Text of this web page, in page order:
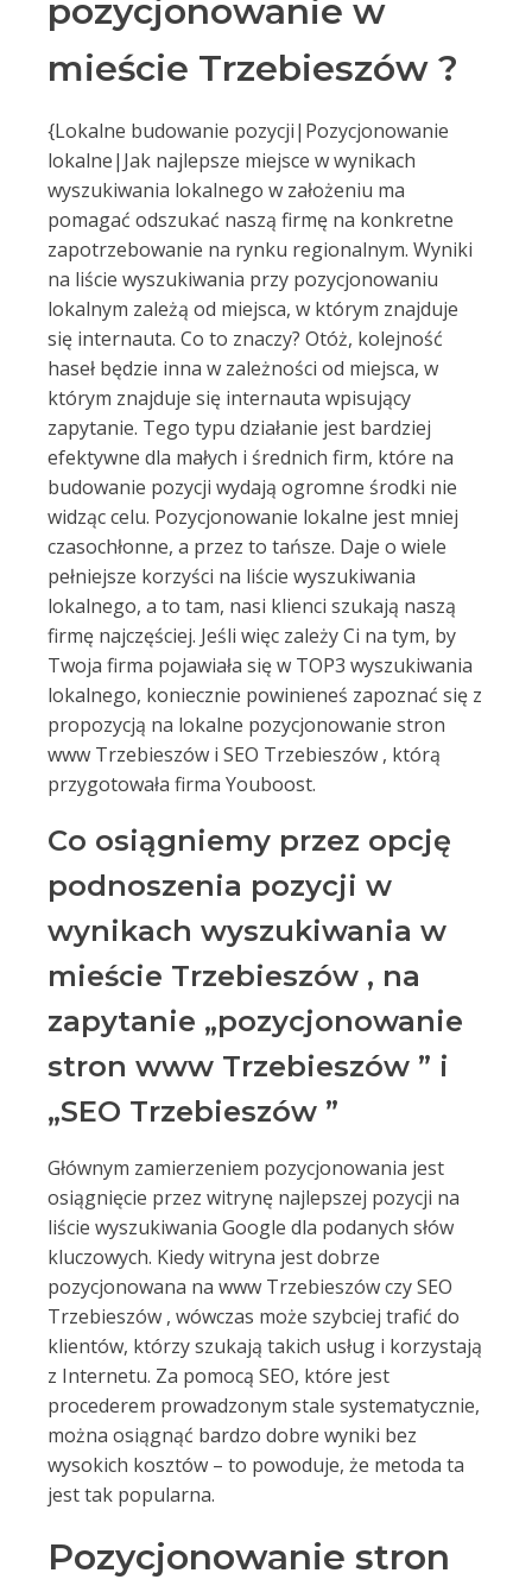
pozycjonowanie w
mieście Trzebieszów ?
{Lokalne budowanie pozycji|Pozycjonowanie
lokalne|Jak najlepsze miejsce w wynikach
wyszukiwania lokalnego w założeniu ma
pomagać odszukać naszą firmę na konkretne
zapotrzebowanie na rynku regionalnym. Wyniki
na liście wyszukiwania przy pozycjonowaniu
lokalnym zależą od miejsca, w którym znajduje
się internauta. Co to znaczy? Otóż, kolejność
haseł będzie inna w zależności od miejsca, w
którym znajduje się internauta wpisujący
zapytanie. Tego typu działanie jest bardziej
efektywne dla małych i średnich firm, które na
budowanie pozycji wydają ogromne środki nie
widząc celu. Pozycjonowanie lokalne jest mniej
czasochłonne, a przez to tańsze. Daje o wiele
pełniejsze korzyści na liście wyszukiwania
lokalnego, a to tam, nasi klienci szukają naszą
firmę najczęściej. Jeśli więc zależy Ci na tym, by
Twoja firma pojawiała się w TOP3 wyszukiwania
lokalnego, koniecznie powinieneś zapoznać się z
propozycją na lokalne pozycjonowanie stron
www Trzebieszów i SEO Trzebieszów , którą
przygotowała firma Youboost.
Co osiągniemy przez opcję
podnoszenia pozycji w
wynikach wyszukiwania w
mieście Trzebieszów , na
zapytanie „pozycjonowanie
stron www Trzebieszów ” i
„SEO Trzebieszów ”
Głównym zamierzeniem pozycjonowania jest
osiągnięcie przez witrynę najlepszej pozycji na
liście wyszukiwania Google dla podanych słów
kluczowych. Kiedy witryna jest dobrze
pozycjonowana na www Trzebieszów czy SEO
Trzebieszów , wówczas może szybciej trafić do
klientów, którzy szukają takich usług i korzystają
z Internetu. Za pomocą SEO, które jest
procederem prowadzonym stale systematycznie,
można osiągnąć bardzo dobre wyniki bez
wysokich kosztów – to powoduje, że metoda ta
jest tak popularna.
Pozycjonowanie stron